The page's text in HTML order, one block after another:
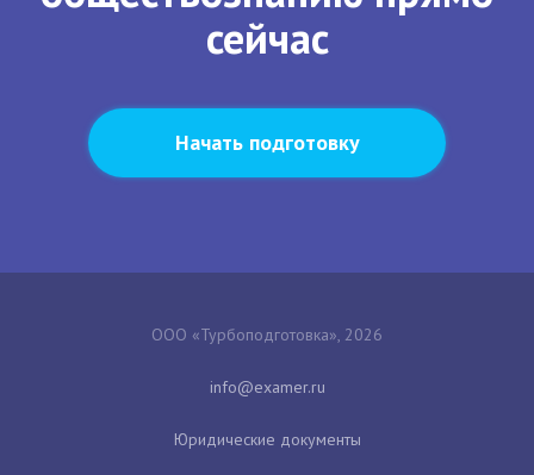
сейчас
Начать подготовку
ООО «Турбоподготовка», 2026
Юридические документы